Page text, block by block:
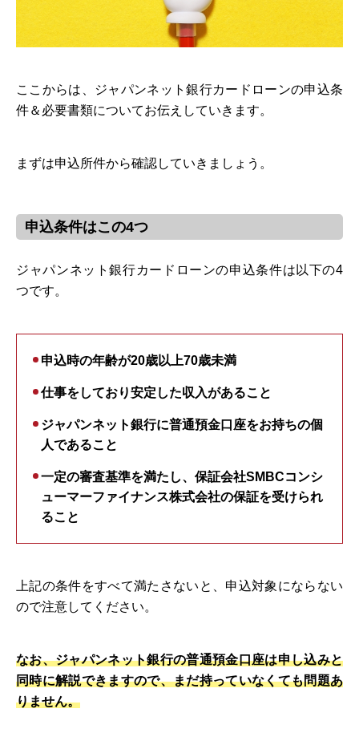
ここからは、ジャパンネット銀行カードローンの申込条
件＆必要書類についてお伝えしていきます。
まずは申込所件から確認していきましょう。
申込条件はこの4つ
ジャパンネット銀行カードローンの申込条件は以下の4
つです。
申込時の年齢が20歳以上70歳未満
仕事をしており安定した収入があること
ジャパンネット銀行に普通預金口座をお持ちの個
人であること
一定の審査基準を満たし、保証会社SMBCコンシ
ューマーファイナンス株式会社の保証を受けられ
ること
上記の条件をすべて満たさないと、申込対象にならない
ので注意してください。
なお、ジャパンネット銀行の普通預金口座は申し込みと
同時に解説できますので、まだ持っていなくても問題あ
りません。